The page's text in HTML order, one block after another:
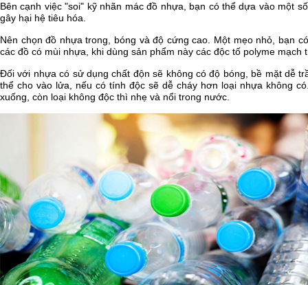
Bên cạnh việc "soi" kỹ nhãn mác đồ nhựa, bạn có thể dựa vào một
gây hại hệ tiêu hóa.
Nên chọn đồ nhựa trong, bóng và độ cứng cao. Một mẹo nhỏ, bạn
các đồ có mùi nhựa, khi dùng sản phẩm này các độc tố polyme
Đối với nhựa có sử dụng chất độn sẽ không có độ bóng, bề mặt dễ
thể cho vào lửa, nếu có tính độc sẽ dễ cháy hơn loại nhựa không
xuống, còn loại không độc thì nhẹ và nổi trong nước.